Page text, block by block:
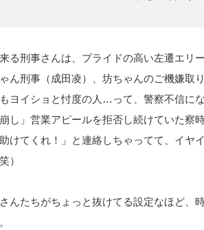
る刑事さんは、プライドの高い左遷エリ
ん刑事（成田凌）、坊ちゃんのご機嫌取
ヨイショと忖度の人…って、警察不信に
し」営業アピールを拒否し続けていた察
けてくれ！」と連絡しちゃってて、イヤ
）
んたちがちょっと抜けてる設定なほど、